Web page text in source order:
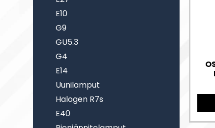
E10
G9
GU5.3
G4
E14
Uunilamput
Halogen R7s
E40